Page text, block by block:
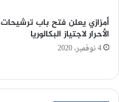
أمزازي يعلن فتح باب ترشيحات
الأحرار لاجتياز البكالوريا
4 نوفمبر، 2020